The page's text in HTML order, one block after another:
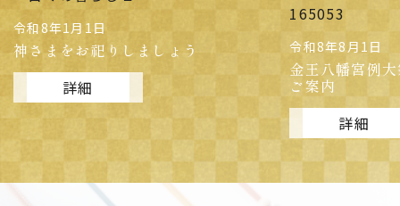
令和8年8月1日 NEW
金王八幡宮例大祭 並びに 神賑行事の
令和8年8月1日
令和8年 熊本
願い
詳細